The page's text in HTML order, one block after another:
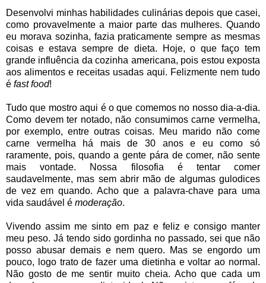
Desenvolvi minhas habilidades culinárias depois que casei,
como provavelmente a maior parte das mulheres. Quando
eu morava sozinha, fazia praticamente sempre as mesmas
coisas e estava sempre de dieta. Hoje, o que faço tem
grande influência da cozinha americana, pois estou exposta
aos alimentos e receitas usadas aqui. Felizmente nem tudo
é fast food!
Tudo que mostro aqui é o que comemos no nosso dia-a-dia.
Como devem ter notado, não consumimos carne vermelha,
por exemplo, entre outras coisas. Meu marido não come
carne vermelha há mais de 30 anos e eu como só
raramente, pois, quando a gente pára de comer, não sente
mais vontade. Nossa filosofia é tentar comer
saudavelmente, mas sem abrir mão de algumas gulodices
de vez em quando. Acho que a palavra-chave para uma
vida saudável é moderação.
Vivendo assim me sinto em paz e feliz e consigo manter
meu peso. Já tendo sido gordinha no passado, sei que não
posso abusar demais e nem quero. Mas se engordo um
pouco, logo trato de fazer uma dietinha e voltar ao normal.
Não gosto de me sentir muito cheia. Acho que cada um